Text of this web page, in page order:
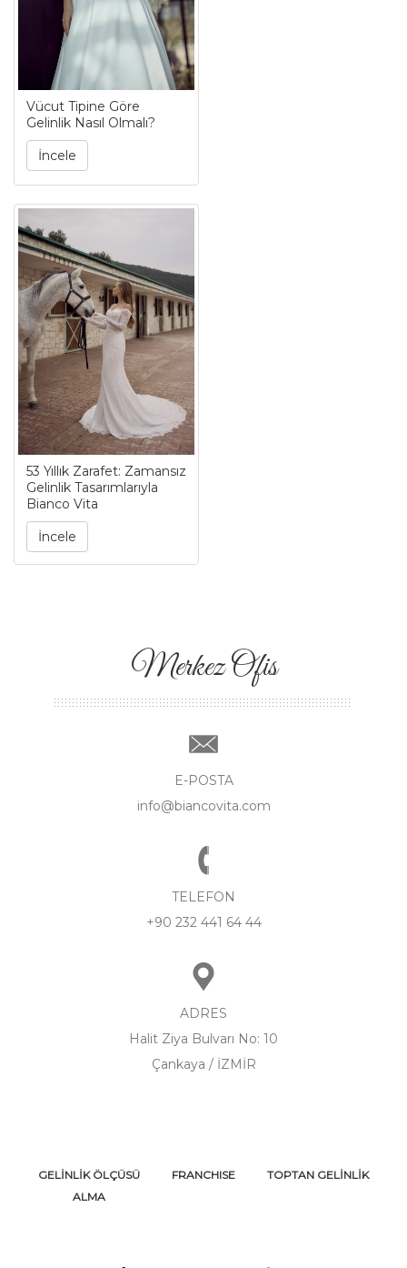
Vücut Tipine Göre
Gelinlik Nasıl Olmalı?
İncele
53 Yıllık Zarafet: Zamansız
Gelinlik Tasarımlarıyla
Bianco Vita
İncele
Merkez Ofis
E-POSTA
info@biancovita.com
TELEFON
+90 232 441 64 44
ADRES
Halit Ziya Bulvarı No: 10
Çankaya / İZMİR
GELİNLİK ÖLÇÜSÜ
ALMA
FRANCHISE TOPTAN GELİNLİK